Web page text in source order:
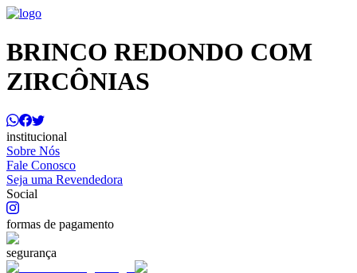
BRINCO REDONDO COM
ZIRCÔNIAS
institucional
Sobre Nós
Fale Conosco
Seja uma Revendedora
Social
formas de pagamento
segurança